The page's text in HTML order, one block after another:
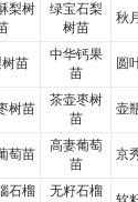
梨树
绿宝石梨
树苗
秋
苗
中华钙果
苗
圆
树苗
茶壶枣树
苗
壶
萄苗
高妻葡萄
苗
京
石榴 无籽石榴